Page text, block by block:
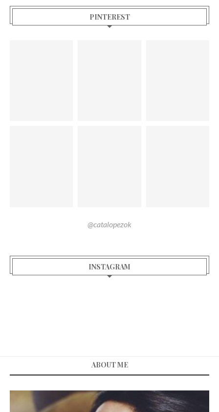
PINTEREST
@catalopezok
INSTAGRAM
ABOUT ME